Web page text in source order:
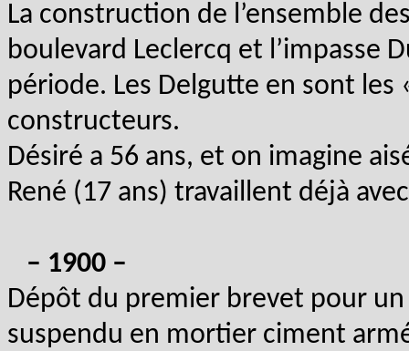
La construction de l’ensemble
boulevard Leclercq et l’impasse
période. Les Delgutte en sont les
constructeurs.
Désiré a 56 ans, et on imagine
René (17 ans) travaillent déjà
– 1900 –
Dépôt du premier brevet pour
suspendu en mortier ciment